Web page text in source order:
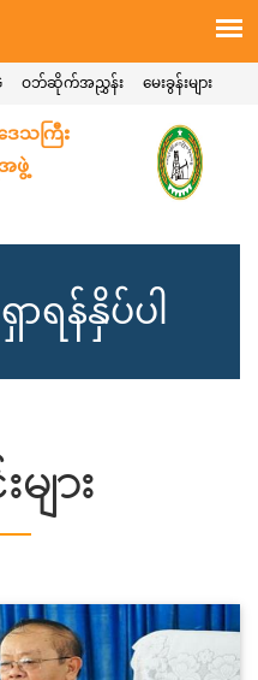
မေးခွန်းများ
ဝဘ်ဆိုက်အညွှန်း
ေသကြီး
ဖွဲ့
ာရန်နှိပ်ပါ
ား